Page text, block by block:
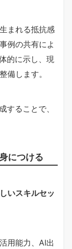
まれる抵抗感
例の共有によ
的に示し、現
備します。
することで、
につける
いスキルセッ
用能力、AI出